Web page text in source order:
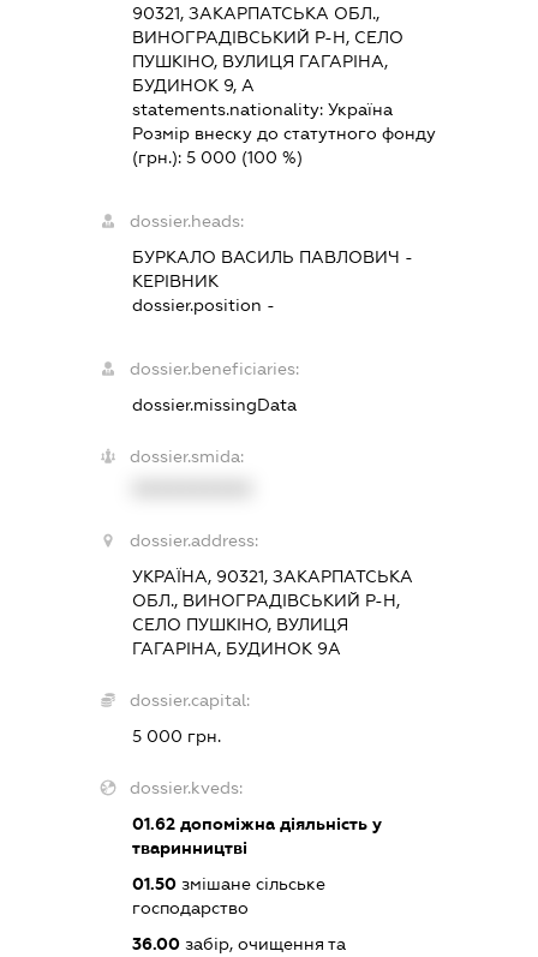
90321, ЗАКАРПАТСЬКА ОБЛ.,
ВИНОГРАДІВСЬКИЙ Р-Н, СЕЛО
ПУШКІНО, ВУЛИЦЯ ГАГАРІНА,
БУДИНОК 9, А
statements.nationality: Україна
Розмір внеску до статутного фонду
(грн.): 5 000 (100 %)
dossier.heads:
БУРКАЛО ВАСИЛЬ ПАВЛОВИЧ -
КЕРІВНИК
dossier.position -
dossier.beneficiaries:
dossier.missingData
dossier.smida:
dossier.address:
УКРАЇНА, 90321, ЗАКАРПАТСЬКА
ОБЛ., ВИНОГРАДІВСЬКИЙ Р-Н,
СЕЛО ПУШКІНО, ВУЛИЦЯ
ГАГАРІНА, БУДИНОК 9А
dossier.capital:
5 000 грн.
dossier.kveds:
01.62допоміжна діяльність у
тваринництві
01.50змішане сільське
господарство
36.00забір, очищення та